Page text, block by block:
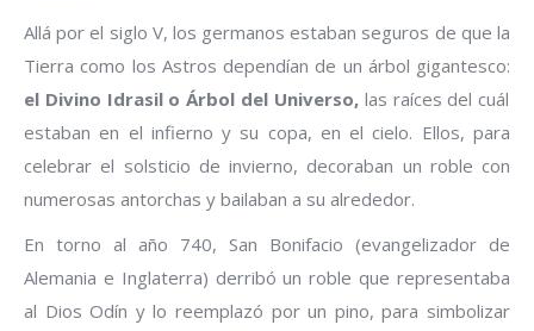
Allá por el siglo V, los germanos estaban seguros de que la
Tierra como los Astros dependían de un árbol gigantesco:
el Divino Idrasil o Árbol del Universo,las raíces del cuál
estaban en el infierno y su copa, en el cielo. Ellos, para
celebrar el solsticio de invierno, decoraban un roble con
numerosas antorchas y bailaban a su alrededor.
En torno al año 740, San Bonifacio (evangelizador de
Alemania e Inglaterra) derribó un roble que representaba
al Dios Odín y lo reemplazó por un pino, para simbolizar